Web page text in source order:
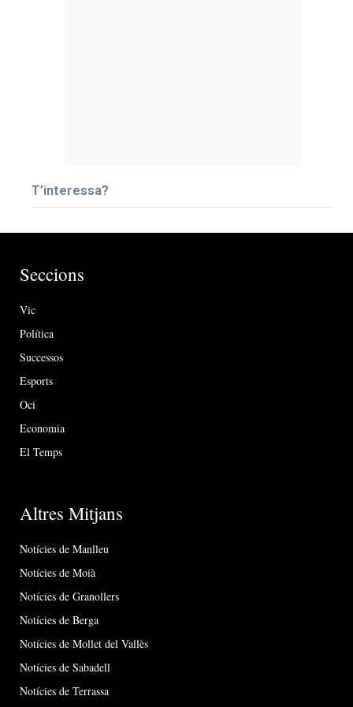
T’interessa?
Seccions
Vic
Política
Successos
Esports
Oci
Economia
El Temps
Altres Mitjans
Notícies de Manlleu
Notícies de Moià
Notícies de Granollers
Notícies de Berga
Notícies de Mollet del Vallès
Notícies de Sabadell
Notícies de Terrassa